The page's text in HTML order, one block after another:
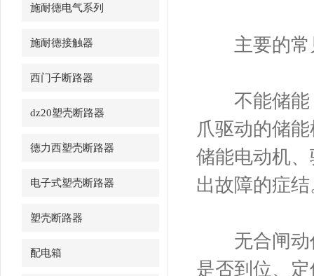
施耐德电气系列
施耐德接触器
西门子断路器
dz20塑壳断路器
德力西塑壳断路器
电子式塑壳断路器
塑壳断路器
配电箱
主要的常
不能储能：
爪驱动的储
储能电动机
出故障的症结
无合闸动作
是否到位、